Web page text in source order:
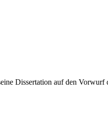
Dissertation auf den Vorwurf